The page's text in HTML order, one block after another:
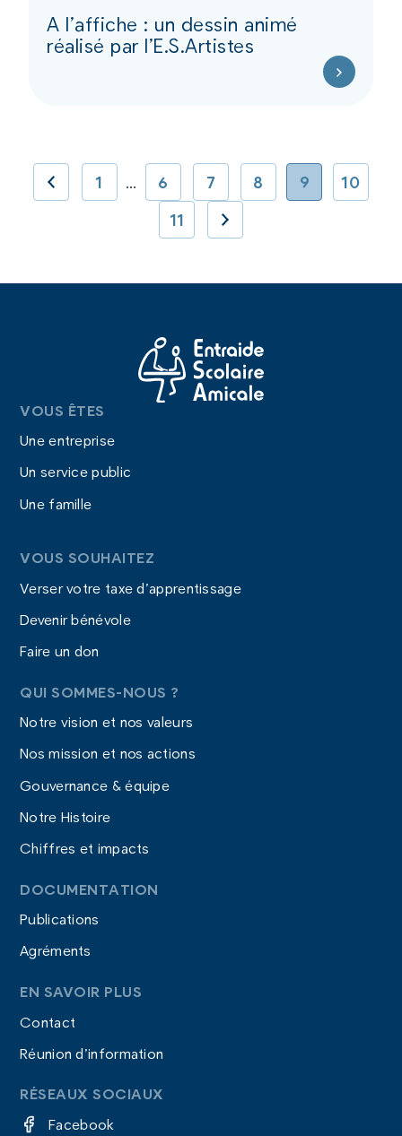
A l’affiche : un dessin animé
réalisé par l’E.S.Artistes
1 … 6 7 8 9
10
11
VOUS ÊTES
Une entreprise
Un service public
Une famille
VOUS SOUHAITEZ
Verser votre taxe d’apprentissage
Devenir bénévole
Faire un don
QUI SOMMES-NOUS ?
Notre vision et nos valeurs
Nos mission et nos actions
Gouvernance & équipe
Notre Histoire
Chiffres et impacts
DOCUMENTATION
Publications
Agréments
EN SAVOIR PLUS
Contact
Réunion d’information
RÉSEAUX SOCIAUX
Facebook